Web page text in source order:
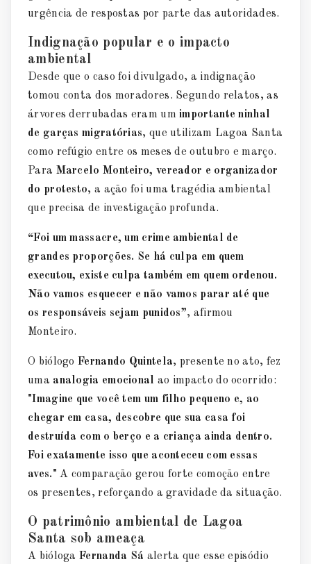
urgência de respostas por parte das autoridades.
Indignação popular e o impacto
ambiental
Desde que o caso foi divulgado, a indignação
tomou conta dos moradores. Segundo relatos, as
árvores derrubadas eram umimportante ninhal
de garças migratórias, que utilizam Lagoa Santa
como refúgio entre os meses de outubro e março.
Para Marcelo Monteiro, vereador e organizador
do protesto, a ação foi uma tragédia ambiental
que precisa de investigação profunda.
“Foi um massacre, um crime ambiental de
grandes proporções. Se há culpa em quem
executou, existe culpa também em quem ordenou.
Não vamos esquecer e não vamos parar até que
os responsáveis sejam punidos”, afirmou
Monteiro.
O biólogoFernando Quintela, presente no ato, fez
uma analogia emocional ao impacto do ocorrido:
"Imagine que você tem um filho pequeno e, ao
chegar em casa, descobre que sua casa foi
destruída com o berço e a criança ainda dentro.
Foi exatamente isso que aconteceu com essas
aves." A comparação gerou forte comoção entre
os presentes, reforçando a gravidade da situação.
O patrimônio ambiental de Lagoa
Santa sob ameaça
A biólogaFernanda Sá alerta que esse episódio